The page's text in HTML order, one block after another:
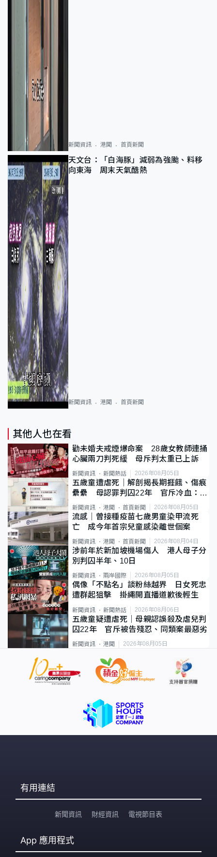
新聞資訊 港聞 首頁新聞
天文台：「白海豚」減弱為強颱、料移
向東海 周末天氣酷熱
新聞資訊 港聞 首頁新聞
其他人也在看
勸未婚夫戒煙爆命案 28歲女教師連捅
心臟兩刀判死緩 母斥判太重已上訴
新聞資訊 新聞熱話 2026年08月05日
五歲童遭虐死｜解剖揭長期捱餓、傷痕
纍纍 母認罪判囚22年 官斥冷血：同
類案最惡劣
新聞資訊 港聞 首頁新聞 2026年08月05日
流感｜曾接種疫苗七歲男童染甲流死
亡 成今年首宗兒童感染離世個案
新聞資訊 港聞 首頁新聞 2026年08月04日
涉前年於新加坡機場傷人 港人母子分
別判囚半年、10日
新聞資訊 兩岸國際 2026年08月05日
偶像「不點名」談粉絲越界 日女死忠
遭群起狙擊 掛繩開直播道歉後輕生
新聞資訊 新聞熱話 2026年08月06日
五歲童疑遭虐死｜母親認誤殺及虐兒判
囚22年 官斥被告殘忍、同類案最惡劣
新聞資訊 港聞 2026年08月05日
有用連結
新聞資訊 財經資訊 電視節目表
App 應用程式